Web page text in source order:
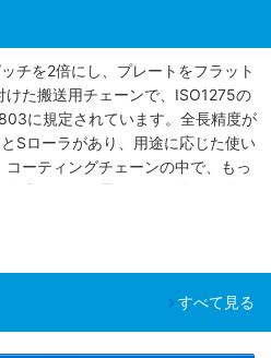
チを2倍にし、プレートをフラット
た搬送用チェーンで、ISO1275の
に規定されています。全長精度が
Sローラがあり、用途に応じた使い
ーティングチェーンの中で、もっ
水がかかる雰囲気や屋外でも使用
物質を使用しない、環境にやさし
すべて見る